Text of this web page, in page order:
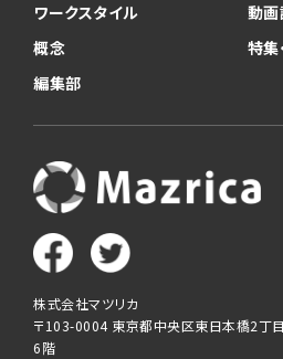
ワークスタイル
動
概念
特集
編集部
株式会社マツリカ
〒103-0004 東京都中央区東日本橋2丁
6階